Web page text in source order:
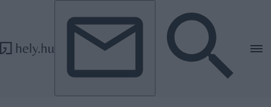
Tovább a tartalomhoz
Tovább a lábléchez